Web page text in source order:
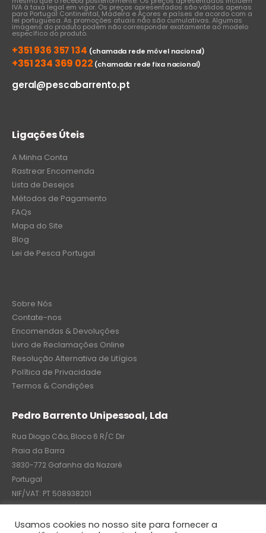
IVA à taxa legal em vigor. Os preços apresentados são válidos apenas
para Portugal Continental, Madeira e Açores e países de acordo com a
lei portuguesa. As promoções atuais não são cumulativas. Algumas
imagens do produto podem não corresponder exatamente ao modelo
específico do produto.
+351 936 357 134 (chamada rede móvel nacional)
+351 234 369 022 (chamada rede fixa nacional)
geral@pescabarrento.pt
Ligações Úteis
A Minha Conta
Rastrear Encomenda
Lista de Desejos
Métodos de Pagamento
FAQs
Mapa do Site
Blog
Lei de Pesca Portugal
Sobre Nós
Contate-nos
Encomendas & Devoluções
Livro de Reclamações Online
Resolução Alternativa de Litígios
Política de Privacidade
Termos & Condições
Pedro Barrento Unipessoal, Lda
Rua Diogo Cão, Bloco 6 R/C Dir
Praia da Barra
3830-772 Gafanha da Nazaré
Portugal
NIF/VAT: PT 508938201
C.R.C.: 7004-8522-6075
Usamos cookies no nosso site para fornecer a